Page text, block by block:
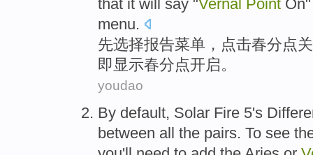
that it will say "Vernal Point
menu.
先选择报告菜单 ， 点击春分点
即显示春分点开启。
youdao
By default, Solar Fire 5's
between all the pairs. To see